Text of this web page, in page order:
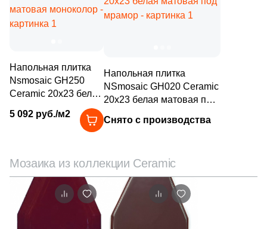
Акварель (1)
Геометрия (60)
Кирпич (11 )
Классика ( 5)
Напольная плитка
Nsmosaic GH250
Ceramic 20x23 белая
матовая моноколор
5 092 руб./м2
Напольная плитка
NSmosaic GH020 Ceramic
20x23 белая матовая под
Снято с производства
Мозаика из коллекции Ceramic